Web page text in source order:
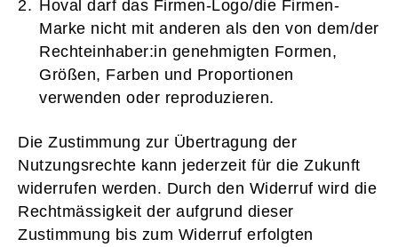
Hoval darf das Firmen-Logo/die Firmen-
Marke nicht mit anderen als den von dem/der
Rechteinhaber:in genehmigten Formen,
Größen, Farben und Proportionen
verwenden oder reproduzieren.
Die Zustimmung zur Übertragung der
Nutzungsrechte kann jederzeit für die Zukunft
widerrufen werden. Durch den Widerruf wird die
Rechtmässigkeit der aufgrund dieser
Zustimmung bis zum Widerruf erfolgten